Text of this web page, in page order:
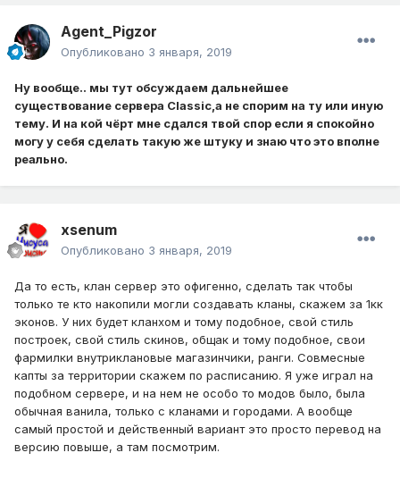
Agent_Pigzor
Опубликовано 3 января, 2019
Ну вообще.. мы тут обсуждаем дальнейшее
существование сервера Classic,а не спорим на ту или иную
тему. И на кой чёрт мне сдался твой спор если я спокойно
могу у себя сделать такую же штуку и знаю что это вполне
реально.
xsenum
Опубликовано 3 января, 2019
Да то есть, клан сервер это офигенно, сделать так чтобы
только те кто накопили могли создавать кланы, скажем за 1кк
эконов. У них будет кланхом и тому подобное, свой стиль
построек, свой стиль скинов, общак и тому подобное, свои
фармилки внутриклановые магазинчики, ранги. Совмесные
капты за территории скажем по расписанию. Я уже играл на
подобном сервере, и на нем не особо то модов было, была
обычная ванила, только с кланами и городами. А вообще
самый простой и действенный вариант это просто перевод на
версию повыше, а там посмотрим.